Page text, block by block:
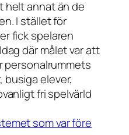
helt annat än de
I stället för
fick spelaren
där målet var att
busiga elever,
fri spelvärld
som var före